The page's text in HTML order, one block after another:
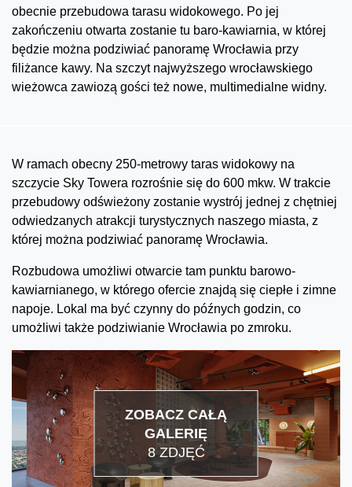
obecnie przebudowa tarasu widokowego. Po jej
zakończeniu otwarta zostanie tu baro-kawiarnia, w której
będzie można podziwiać panoramę Wrocławia przy
filiżance kawy. Na szczyt najwyższego wrocławskiego
wieżowca zawiozą gości też nowe, multimedialne widny.
W ramach obecny 250-metrowy taras widokowy na
szczycie Sky Towera rozrośnie się do 600 mkw. W trakcie
przebudowy odświeżony zostanie wystrój jednej z chętniej
odwiedzanych atrakcji turystycznych naszego miasta, z
której można podziwiać panoramę Wrocławia.
Rozbudowa umożliwi otwarcie tam punktu barowo-
kawiarnianego, w którego ofercie znajdą się ciepłe i zimne
napoje. Lokal ma być czynny do późnych godzin, co
umożliwi także podziwianie Wrocławia po zmroku.
ZOBACZ CAŁĄ
GALERIĘ
8 ZDJĘĆ